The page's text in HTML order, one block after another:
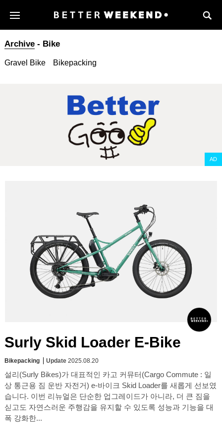
Archive- Bike
Gravel Bike Bikepacking
AD
Surly Skid Loader E-Bike
Bikepacking Update 2025.08.20
설리(Surly Bikes)가 대표적인 카고 커뮤터(Cargo Commute : 일
상 통근용 짐 운반 자전거) e-바이크 Skid Loader를 새롭게 선보였
습니다. 이번 리뉴얼은 단순한 업그레이드가 아니라, 더 큰 짐을
싣고도 자연스러운 주행감을 유지할 수 있도록 성능과 기능을 대
폭 강화한...